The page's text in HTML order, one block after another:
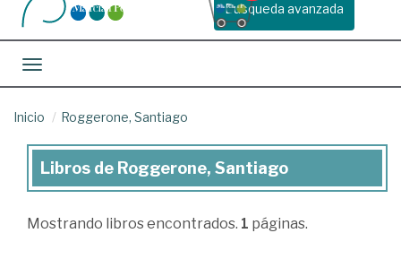
Busqueda avanzada
Toggle navigation
Inicio Roggerone, Santiago
Libros
Roggerone,
Libros de Roggerone, Santiago
Mostrando libros encontrados. 1 páginas.